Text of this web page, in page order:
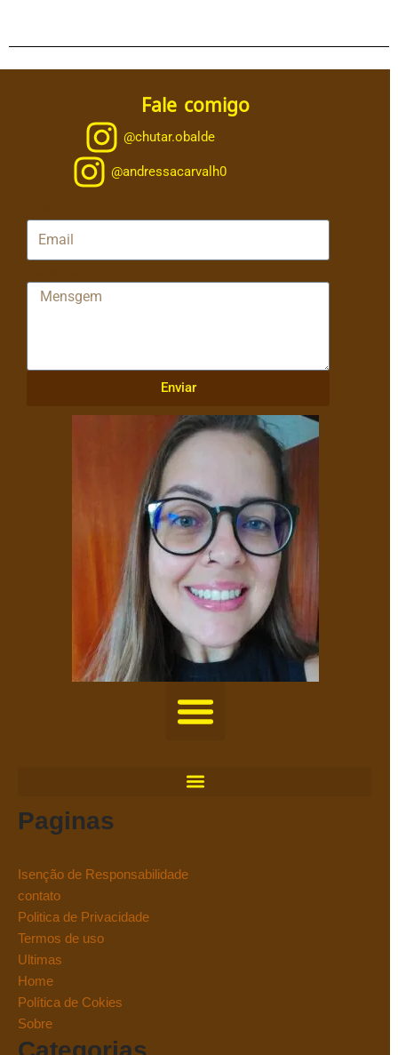
Fale comigo
@chutar.obalde
@andressacarvalh0
Enviar
Paginas
Isenção de Responsabilidade
contato
Politica de Privacidade
Termos de uso
Ultimas
Home
Política de Cokies
Sobre